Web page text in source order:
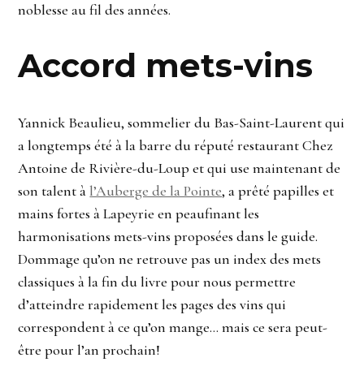
noblesse au fil des années.
Accord mets-vins
Yannick Beaulieu, sommelier du Bas-Saint-Laurent qui
a longtemps été à la barre du réputé restaurant Chez
Antoine de Rivière-du-Loup et qui use maintenant de
son talent àl’Auberge de la Pointe, a prêté papilles et
mains fortes à Lapeyrie en peaufinant les
harmonisations mets-vins proposées dans le guide.
Dommage qu’on ne retrouve pas un index des mets
classiques à la fin du livre pour nous permettre
d’atteindre rapidement les pages des vins qui
correspondent à ce qu’on mange… mais ce sera peut-
être pour l’an prochain!